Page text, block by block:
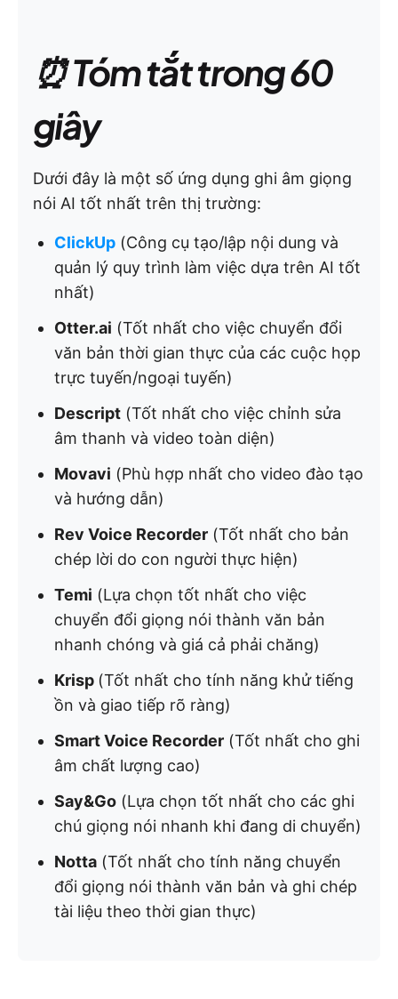
⏰ Tóm tắt trong 60
giây
Dưới đây là một số ứng dụng ghi âm giọng
nói AI tốt nhất trên thị trường:
ClickUp (Công cụ tạo/lập nội dung và
quản lý quy trình làm việc dựa trên AI tốt
nhất)
Otter.ai (Tốt nhất cho việc chuyển đổi
văn bản thời gian thực của các cuộc họp
trực tuyến/ngoại tuyến)
Descript (Tốt nhất cho việc chỉnh sửa
âm thanh và video toàn diện)
Movavi (Phù hợp nhất cho video đào tạo
và hướng dẫn)
Rev Voice Recorder (Tốt nhất cho bản
chép lời do con người thực hiện)
Temi (Lựa chọn tốt nhất cho việc
chuyển đổi giọng nói thành văn bản
nhanh chóng và giá cả phải chăng)
Krisp (Tốt nhất cho tính năng khử tiếng
ồn và giao tiếp rõ ràng)
Smart Voice Recorder (Tốt nhất cho ghi
âm chất lượng cao)
Say&Go (Lựa chọn tốt nhất cho các ghi
chú giọng nói nhanh khi đang di chuyển)
Notta (Tốt nhất cho tính năng chuyển
đổi giọng nói thành văn bản và ghi chép
tài liệu theo thời gian thực)